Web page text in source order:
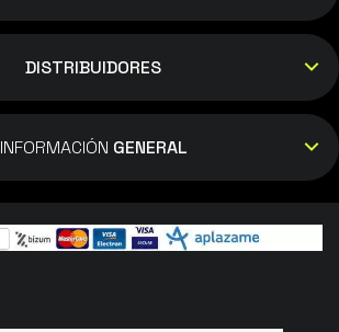
DISTRIBUIDORES
INFORMACIÓN GENERAL